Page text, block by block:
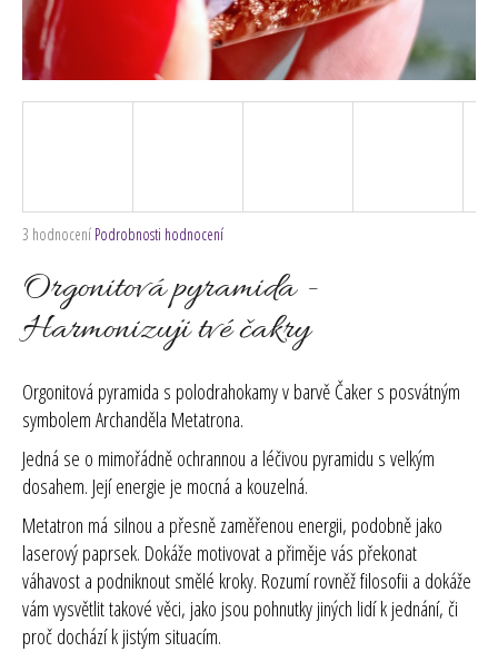
Průměrné
produktu
je
5,0
z
hvězdiček.
3 hodnocení Podrobnosti hodnocení
Orgonitová pyramida -
Harmonizuji tvé čakry
Orgonitová pyramida s polodrahokamy v barvě Čaker s posvátným
symbolem Archanděla Metatrona.
Jedná se o mimořádně ochrannou a léčivou pyramidu s velkým
dosahem. Její energie je mocná a kouzelná.
Metatron má silnou a přesně zaměřenou energii, podobně jako
laserový paprsek. Dokáže motivovat a přiměje vás překonat
váhavost a podniknout smělé kroky. Rozumí rovněž filosofii a dokáže
vám vysvětlit takové věci, jako jsou pohnutky jiných lidí k jednání, či
proč dochází k jistým situacím.
u
j
e
m